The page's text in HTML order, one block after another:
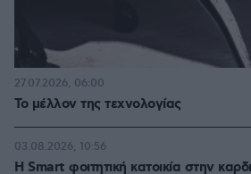
Το μέλλον της τεχνολογίας
27.07.2026, 06:00
Η Smart φοιτητική κατοικία στην
03.08.2026, 10:56